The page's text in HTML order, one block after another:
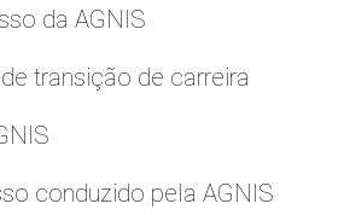
da AGNIS
transição de carreira
conduzido pela AGNIS